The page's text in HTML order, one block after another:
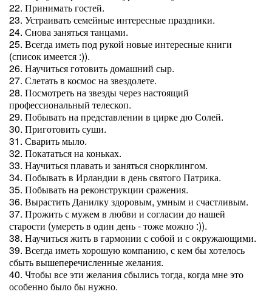
22. Принимать гостей.
23. Устраивать семейные интересные праздники.
24. Снова заняться танцами.
25. Всегда иметь под рукой новые интересные книги
(список имеется :)).
26. Научиться готовить домашний сыр.
27. Слетать в космос на звездолете.
28. Посмотреть на звезды через настоящий
профессиональный телескоп.
29. Побывать на представлении в цирке дю Солей.
30. Приготовить суши.
31. Сварить мыло.
32. Покататься на коньках.
33. Научиться плавать и заняться снорклингом.
34. Побывать в Ирландии в день святого Патрика.
35. Побывать на реконструкции сражения.
36. Вырастить Данилку здоровым, умным и счастливым.
37. Прожить с мужем в любви и согласии до нашей
старости (умереть в один день - тоже можно :)).
38. Научиться жить в гармонии с собой и с окружающими.
39. Всегда иметь хорошую компанию, с кем бы хотелось
сбыть вышеперечисленные желания.
40. Чтобы все эти желания сбылись тогда, когда мне это
особенно было бы нужно.